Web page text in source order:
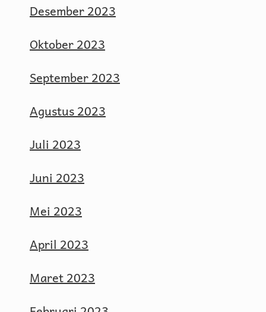
Desember 2023
Oktober 2023
September 2023
Agustus 2023
Juli 2023
Juni 2023
Mei 2023
April 2023
Maret 2023